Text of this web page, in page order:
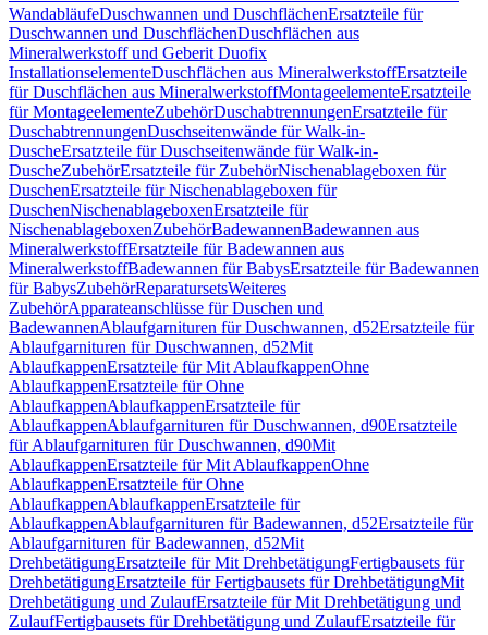
WandabläufeDuschwannen und DuschflächenErsatzteile für
Duschwannen und DuschflächenDuschflächen aus
Mineralwerkstoff und Geberit Duofix
InstallationselementeDuschflächen aus MineralwerkstoffErsatzteile
für Duschflächen aus MineralwerkstoffMontageelementeErsatzteile
für MontageelementeZubehörDuschabtrennungenErsatzteile für
DuschabtrennungenDuschseitenwände für Walk-in-
DuscheErsatzteile für Duschseitenwände für Walk-in-
DuscheZubehörErsatzteile für ZubehörNischenablageboxen für
DuschenErsatzteile für Nischenablageboxen für
DuschenNischenablageboxenErsatzteile für
NischenablageboxenZubehörBadewannenBadewannen aus
MineralwerkstoffErsatzteile für Badewannen aus
MineralwerkstoffBadewannen für BabysErsatzteile für Badewannen
für BabysZubehörReparatursetsWeiteres
ZubehörApparateanschlüsse für Duschen und
BadewannenAblaufgarnituren für Duschwannen, d52Ersatzteile für
Ablaufgarnituren für Duschwannen, d52Mit
AblaufkappenErsatzteile für Mit AblaufkappenOhne
AblaufkappenErsatzteile für Ohne
AblaufkappenAblaufkappenErsatzteile für
AblaufkappenAblaufgarnituren für Duschwannen, d90Ersatzteile
für Ablaufgarnituren für Duschwannen, d90Mit
AblaufkappenErsatzteile für Mit AblaufkappenOhne
AblaufkappenErsatzteile für Ohne
AblaufkappenAblaufkappenErsatzteile für
AblaufkappenAblaufgarnituren für Badewannen, d52Ersatzteile für
Ablaufgarnituren für Badewannen, d52Mit
DrehbetätigungErsatzteile für Mit DrehbetätigungFertigbausets für
DrehbetätigungErsatzteile für Fertigbausets für DrehbetätigungMit
Drehbetätigung und ZulaufErsatzteile für Mit Drehbetätigung und
ZulaufFertigbausets für Drehbetätigung und ZulaufErsatzteile für